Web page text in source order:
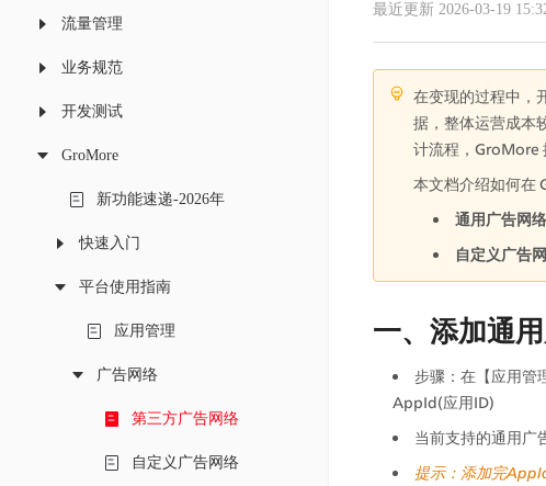
流量管理
业务规范
开发测试
GroMore
新功能速递-2026年
快速入门
平台使用指南
应用管理
广告网络
第三方广告网络
自定义广告网络
最近更新 2026-03-19
在变现的过程中，
据，整体运营成本
计流程，GroMore
本文档介绍如何在
通用广告网络
自定义广告
一、添加通
步骤：在【应用管
AppId(应用ID)
当前支持的通用广
提示：添加完